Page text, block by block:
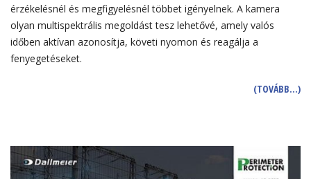
érzékelésnél és megfigyelésnél többet igényelnek. A kamera
olyan multispektrális megoldást tesz lehetővé, amely valós
időben aktívan azonosítja, követi nyomon és reagálja a
fenyegetéseket.
(TOVÁBB…)